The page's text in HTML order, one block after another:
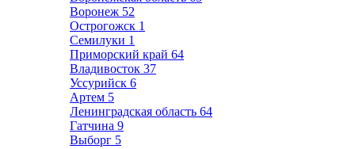
Воронеж 52
Острогожск 1
Семилуки 1
Приморский край 64
Владивосток 37
Уссурийск 6
Артем 5
Ленинградская область 64
Гатчина 9
Выборг 5